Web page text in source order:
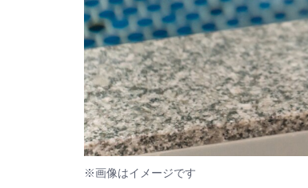
※画像はイメージです